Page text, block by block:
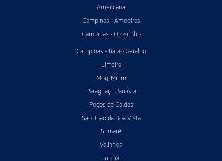
Americana
Campinas - Amoeiras
Campinas - Orosimbo
Campinas - Barão Geraldo
Limeira
Mogi Mirim
Paraguaçu Paulista
Poços de Caldas
São João da Boa Vista
Sumaré
Valinhos
Jundiaí